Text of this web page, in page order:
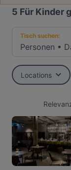
5 Für Kinder
Tisch suchen:
Personen •
Locations